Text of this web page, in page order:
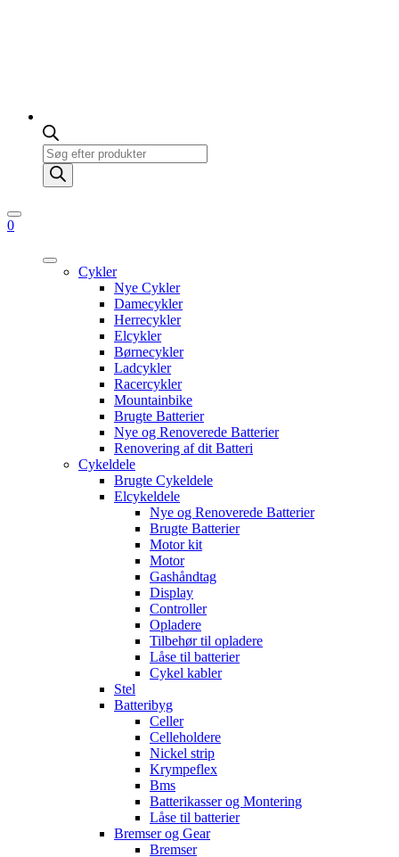
Products
search
0
Cykler
Nye Cykler
Damecykler
Herrecykler
Elcykler
Børnecykler
Ladcykler
Racercykler
Mountainbike
Brugte Batterier
Nye og Renoverede Batterier
Renovering af dit Batteri
Cykeldele
Brugte Cykeldele
Elcykeldele
Nye og Renoverede Batterier
Brugte Batterier
Motor kit
Motor
Gashåndtag
Display
Controller
Opladere
Tilbehør til opladere
Låse til batterier
Cykel kabler
Stel
Batteribyg
Celler
Celleholdere
Nickel strip
Krympeflex
Bms
Batterikasser og Montering
Låse til batterier
Bremser og Gear
Bremser